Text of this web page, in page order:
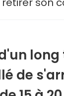
de